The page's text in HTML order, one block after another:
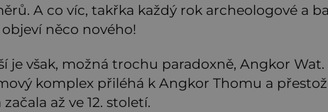
A co víc, takřka každý rok archeologové a
něco nového!
je však, možná trochu paradoxně, Angkor Wat.
komplex přiléhá k Angkor Thomu a
až ve 12. století.